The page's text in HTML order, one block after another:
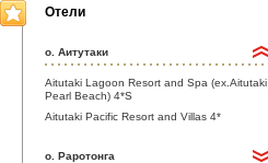
Отели
о. Аитутаки
Aitutaki Lagoon Resort and Spa (ex.Aitutaki
Pearl Beach) 4*S
Aitutaki Pacific Resort and Villas 4*
о. Раротонга